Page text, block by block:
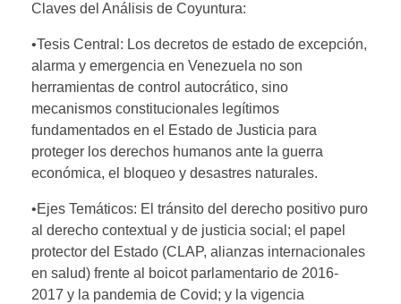
Claves del Análisis de Coyuntura:
•Tesis Central: Los decretos de estado de excepción,
alarma y emergencia en Venezuela no son
herramientas de control autocrático, sino
mecanismos constitucionales legítimos
fundamentados en el Estado de Justicia para
proteger los derechos humanos ante la guerra
económica, el bloqueo y desastres naturales.
•Ejes Temáticos: El tránsito del derecho positivo puro
al derecho contextual y de justicia social; el papel
protector del Estado (CLAP, alianzas internacionales
en salud) frente al boicot parlamentario de 2016-
2017 y la pandemia de Covid; y la vigencia